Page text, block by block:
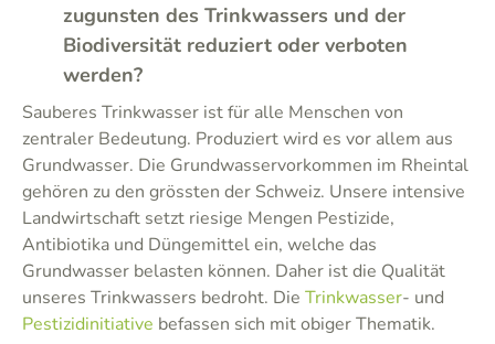
zugunsten des Trinkwassers und der
Biodiversität reduziert oder verboten
werden?
Sauberes Trinkwasser ist für alle Menschen von
zentraler Bedeutung. Produziert wird es vor allem aus
Grundwasser. Die Grundwasservorkommen im Rheintal
gehören zu den grössten der Schweiz. Unsere intensive
Landwirtschaft setzt riesige Mengen Pestizide,
Antibiotika und Düngemittel ein, welche das
Grundwasser belasten können. Daher ist die Qualität
unseres Trinkwassers bedroht. Die Trinkwasser- und
Pestizidinitiative befassen sich mit obiger Thematik.